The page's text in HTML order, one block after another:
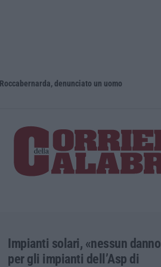
denunciato un uomo
Impianti solari, «nessun danno
per gli impianti dell’Asp di